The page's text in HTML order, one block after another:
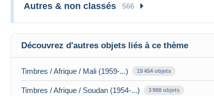
Autres & non classés 566
Découvrez d'autres objets liés à ce thème
Timbres / Afrique / Mali (1959-...) 19 454 objets
Timbres / Afrique / Soudan (1954-...) 3 988 objets